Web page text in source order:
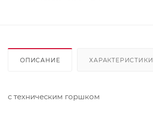
ОПИСАНИЕ ХАРАКТЕРИСТИКИ
с техническим горшком